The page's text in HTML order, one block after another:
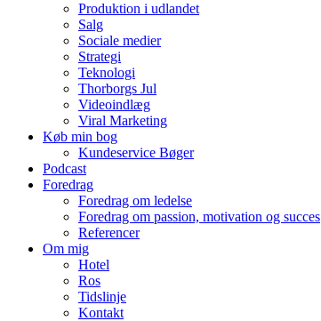
Produktion i udlandet
Salg
Sociale medier
Strategi
Teknologi
Thorborgs Jul
Videoindlæg
Viral Marketing
Køb min bog
Kundeservice Bøger
Podcast
Foredrag
Foredrag om ledelse
Foredrag om passion, motivation og succes
Referencer
Om mig
Hotel
Ros
Tidslinje
Kontakt